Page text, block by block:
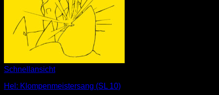
Schnellansicht
Hel: Klompenmeistersang (SL 10)